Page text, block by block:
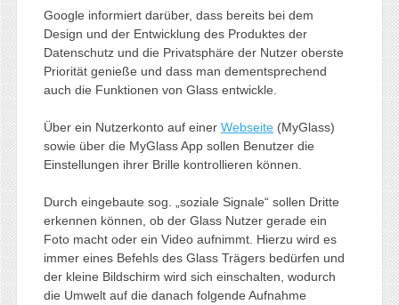
Google informiert darüber, dass bereits bei dem
Design und der Entwicklung des Produktes der
Datenschutz und die Privatsphäre der Nutzer oberste
Priorität genieße und dass man dementsprechend
auch die Funktionen von Glass entwickle.
Über ein Nutzerkonto auf einer Webseite(MyGlass)
sowie über die MyGlass App sollen Benutzer die
Einstellungen ihrer Brille kontrollieren können.
Durch eingebaute sog. „soziale Signale“ sollen Dritte
erkennen können, ob der Glass Nutzer gerade ein
Foto macht oder ein Video aufnimmt. Hierzu wird es
immer eines Befehls des Glass Trägers bedürfen und
der kleine Bildschirm wird sich einschalten, wodurch
die Umwelt auf die danach folgende Aufnahme